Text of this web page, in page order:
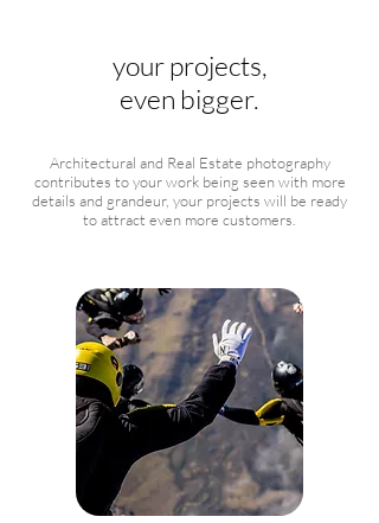
your projects,
even bigger.
Architectural and Real Estate photography
contributes to your work being seen with more
details and grandeur, your projects will be ready
to attract even more customers.